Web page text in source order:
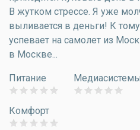
В жутком стрессе. Я уже
выливается в деньги! К
успевает на самолет из
в Москве...
Питание Медиасистемы
Комфорт